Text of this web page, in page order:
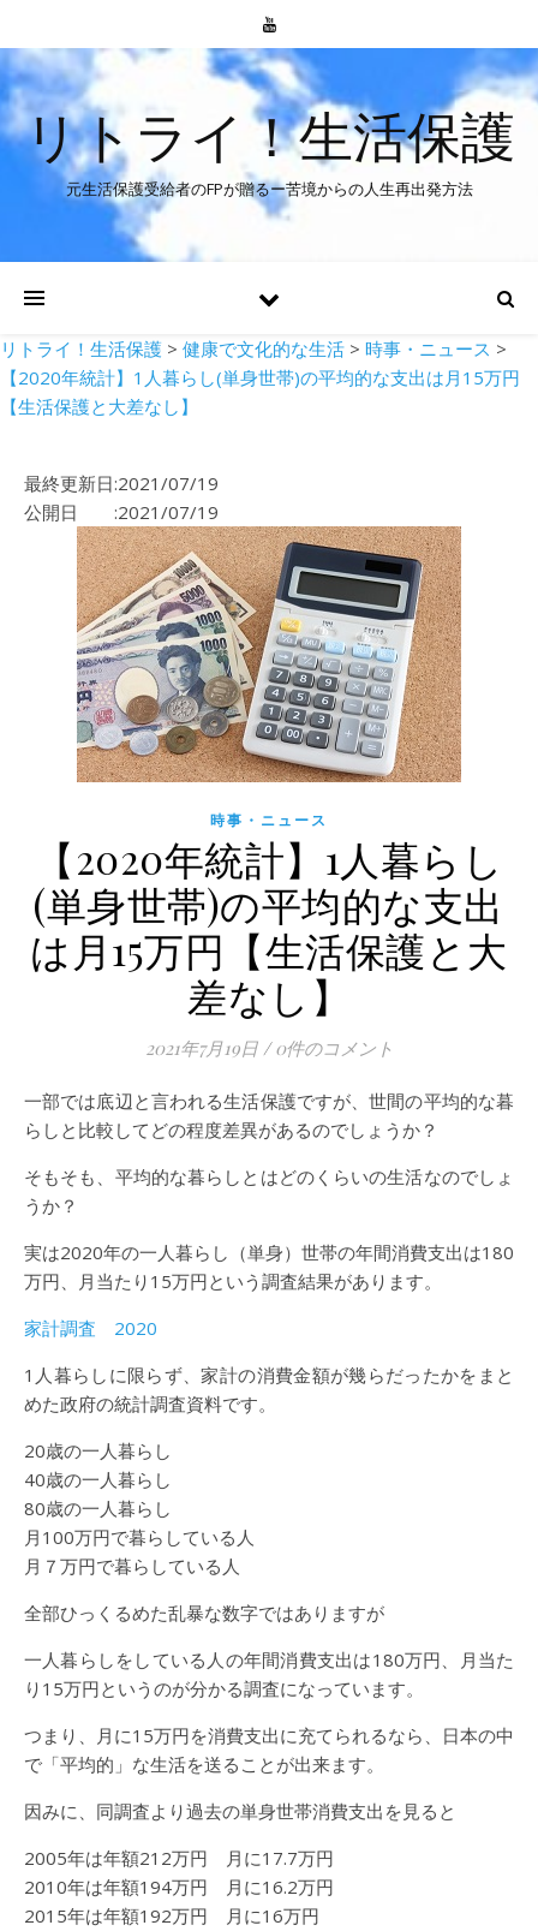
リトライ！生活保護
元生活保護受給者のFPが贈るー苦境からの人生再出発方法
リトライ！生活保護 > 健康で文化的な生活 > 時事・ニュース >
【2020年統計】1人暮らし(単身世帯)の平均的な支出は月15万円
【生活保護と大差なし】
最終更新日:2021/07/19
公開日 :2021/07/19
時事・ニュース
【2020年統計】1人暮らし
(単身世帯)の平均的な支出
は月15万円【生活保護と大
差なし】
2021年7月19日 / 0件のコメント
一部では底辺と言われる生活保護ですが、世間の平均的な暮
らしと比較してどの程度差異があるのでしょうか？
そもそも、平均的な暮らしとはどのくらいの生活なのでしょ
うか？
実は2020年の一人暮らし（単身）世帯の年間消費支出は180
万円、月当たり15万円という調査結果があります。
家計調査 2020
1人暮らしに限らず、家計の消費金額が幾らだったかをまと
めた政府の統計調査資料です。
20歳の一人暮らし
40歳の一人暮らし
80歳の一人暮らし
月100万円で暮らしている人
月７万円で暮らしている人
全部ひっくるめた乱暴な数字ではありますが
一人暮らしをしている人の年間消費支出は180万円、月当た
り15万円というのが分かる調査になっています。
つまり、月に15万円を消費支出に充てられるなら、日本の中
で「平均的」な生活を送ることが出来ます。
因みに、同調査より過去の単身世帯消費支出を見ると
2005年は年額212万円 月に17.7万円
2010年は年額194万円 月に16.2万円
2015年は年額192万円 月に16万円